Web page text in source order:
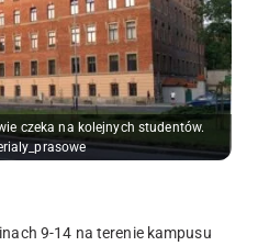
czeka na kolejnych studentów.
9-14 na terenie kampusu